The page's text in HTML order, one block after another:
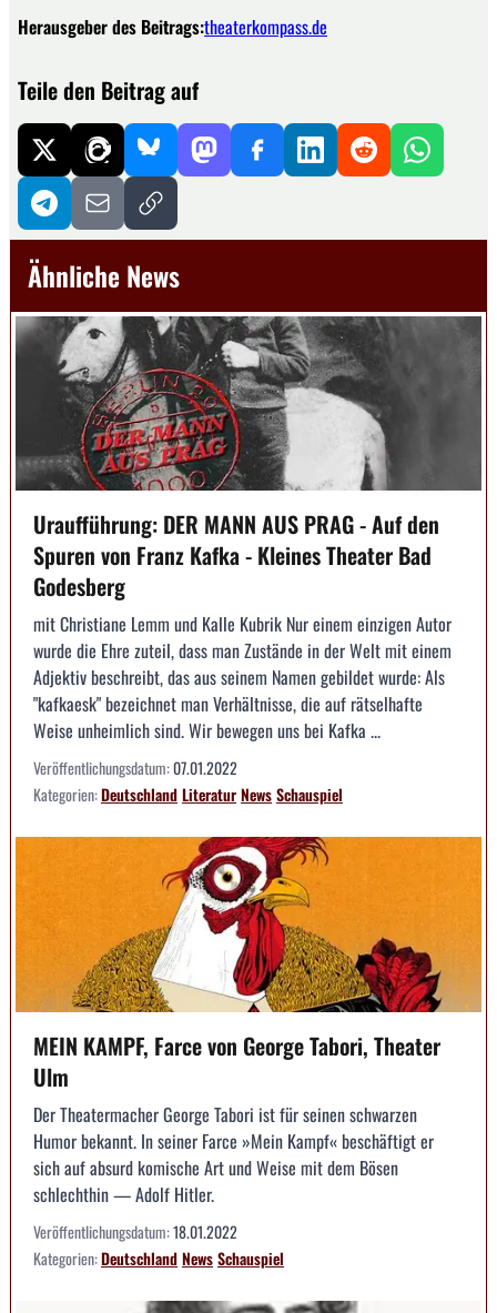
Herausgeber des Beitrags:theaterkompass.de
Teile den Beitrag auf
Ähnliche News
Uraufführung: DER MANN AUS PRAG - Auf den
Spuren von Franz Kafka - Kleines Theater Bad
Godesberg
mit Christiane Lemm und Kalle Kubrik Nur einem einzigen Autor
wurde die Ehre zuteil, dass man Zustände in der Welt mit einem
Adjektiv beschreibt, das aus seinem Namen gebildet wurde: Als
"kafkaesk" bezeichnet man Verhältnisse, die auf rätselhafte
Weise unheimlich sind. Wir bewegen uns bei Kafka ...
Veröffentlichungsdatum:07.01.2022
Kategorien:DeutschlandLiteraturNewsSchauspiel
MEIN KAMPF, Farce von George Tabori, Theater
Ulm
Der Theatermacher George Tabori ist für seinen schwarzen
Humor bekannt. In seiner Farce »Mein Kampf« beschäftigt er
sich auf absurd komische Art und Weise mit dem Bösen
schlechthin — Adolf Hitler.
Veröffentlichungsdatum:18.01.2022
Kategorien:DeutschlandNewsSchauspiel